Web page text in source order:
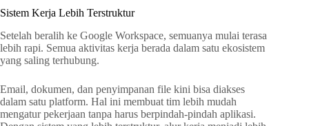
Sistem Kerja Lebih Terstruktur
Setelah beralih ke Google Workspace, semuanya mulai terasa
lebih rapi. Semua aktivitas kerja berada dalam satu ekosistem
yang saling terhubung.
Email, dokumen, dan penyimpanan file kini bisa diakses
dalam satu platform. Hal ini membuat tim lebih mudah
mengatur pekerjaan tanpa harus berpindah-pindah aplikasi.